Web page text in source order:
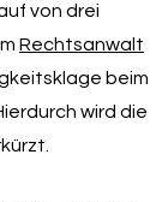
von drei
Rechtsanwalt
beim
wird die